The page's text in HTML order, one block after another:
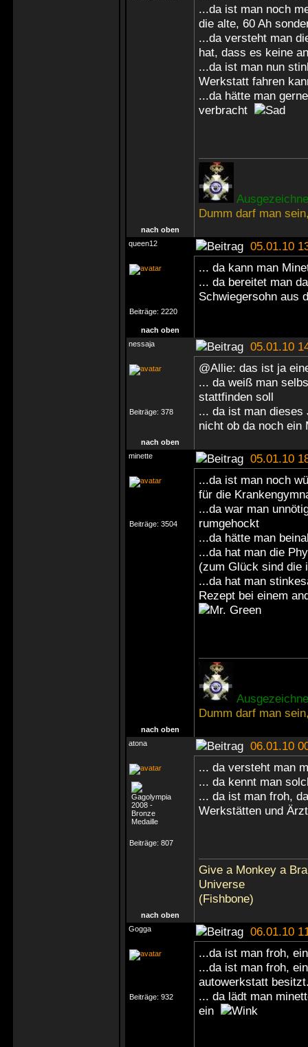
...da ist man noch
die alte, 60 Ah
...da versteht man
hat, dass es keine
...da ist man nun
Werkstatt fahren
...da hätte man
verbracht
Dumm darf man
nach oben
queen12
05.01.10
Beiträge: 2220
... da kann man
... da bereitet man
Schwiegersohn aus
nach oben
nessaja
05.01.10
Beiträge: 378
@Allie: das ist ja
... da weiß man
stattfinden soll
... da ist man dieses
nicht ob da noch ein
nach oben
minette
05.01.10
Beiträge: 3504
...da ist man noch
für die
...da war man
rumgehockt
...da hätte man
...da hat man die
(zum Glück sind
...da hat man
Rezept bei einem
Dumm darf man
nach oben
atona
06.01.10
Beiträge: 807
... da versteht man
... da kennt man
... da ist man froh,
Werkstätten und
Give a Monkey a
Universe
(Fishbone)
nach oben
Gogga
06.01.10
Beiträge: 932
...da ist man froh,
...da ist man froh,
autowerkstatt
... da lädt man
ein